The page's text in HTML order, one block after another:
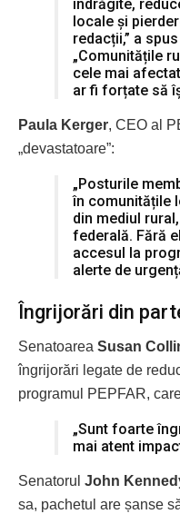
îndrăgite,
locale și
redacții,” a
„Comunitățile
cele mai
ar fi forțate să
Paula Kerger, CEO al
„devastatoare”:
„Posturile
în comunitățile
din mediul
federală. Fără
accesul la
alerte de
Îngrijorări din
Senatoarea Susan
îngrijorări legate de
programul PEPFAR,
„Sunt foarte
mai atent
Senatorul John
sa, pachetul are șanse